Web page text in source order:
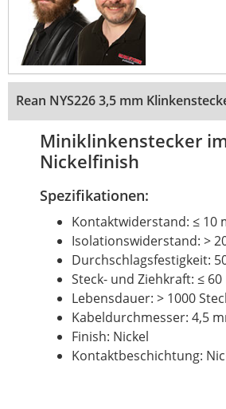
Rean NYS226 3,5 mm
Miniklinkenstecker
Nickelfinish
Spezifikationen:
Kontaktwiderstand: ≤ 10
Isolationswiderstand: >
Durchschlagsfestigkeit:
Steck- und Ziehkraft: ≤ 60
Lebensdauer: > 1000
Kabeldurchmesser: 4,5
Finish: Nickel
Kontaktbeschichtung: